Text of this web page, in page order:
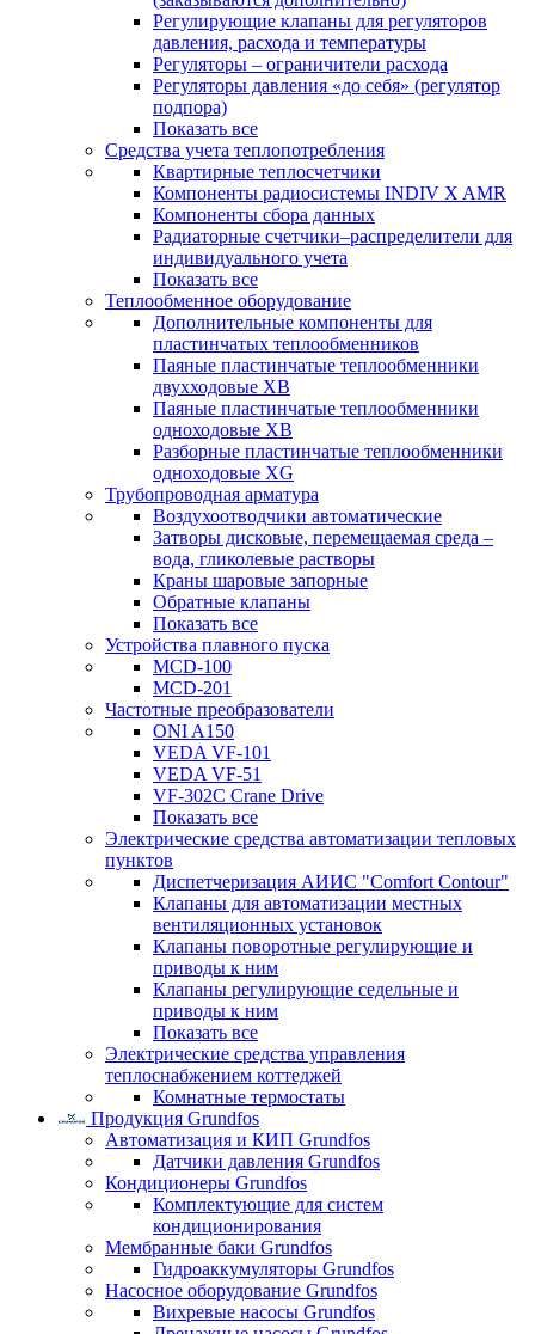
Регулирующие клапаны для регуляторов
давления, расхода и температуры
Регуляторы – ограничители расхода
Регуляторы давления «до себя» (регулятор
подпора)
Показать все
Средства учета теплопотребления
Квартирные теплосчетчики
Компоненты радиосистемы INDIV X AMR
Компоненты сбора данных
Радиаторные счетчики–распределители для
индивидуального учета
Показать все
Теплообменное оборудование
Дополнительные компоненты для
пластинчатых теплообменников
Паяные пластинчатые теплообменники
двухходовые XB
Паяные пластинчатые теплообменники
одноходовые ХВ
Разборные пластинчатые теплообменники
одноходовые ХG
Трубопроводная арматура
Воздухоотводчики автоматические
Затворы дисковые, перемещаемая среда –
вода, гликолевые растворы
Краны шаровые запорные
Обратные клапаны
Показать все
Устройства плавного пуска
MCD-100
MCD-201
Частотные преобразователи
ONI A150
VEDA VF-101
VEDA VF-51
VF-302C Crane Drive
Показать все
Электрические средства автоматизации тепловых
пунктов
Диспетчеризация АИИС "Comfort Contour"
Клапаны для автоматизации местных
вентиляционных установок
Клапаны поворотные регулирующие и
приводы к ним
Клапаны регулирующие седельные и
приводы к ним
Показать все
Электрические средства управления
теплоснабжением коттеджей
Комнатные термостаты
Продукция Grundfos
Автоматизация и КИП Grundfos
Датчики давления Grundfos
Кондиционеры Grundfos
Комплектующие для систем
кондиционирования
Мембранные баки Grundfos
Гидроаккумуляторы Grundfos
Насосное оборудование Grundfos
Вихревые насосы Grundfos